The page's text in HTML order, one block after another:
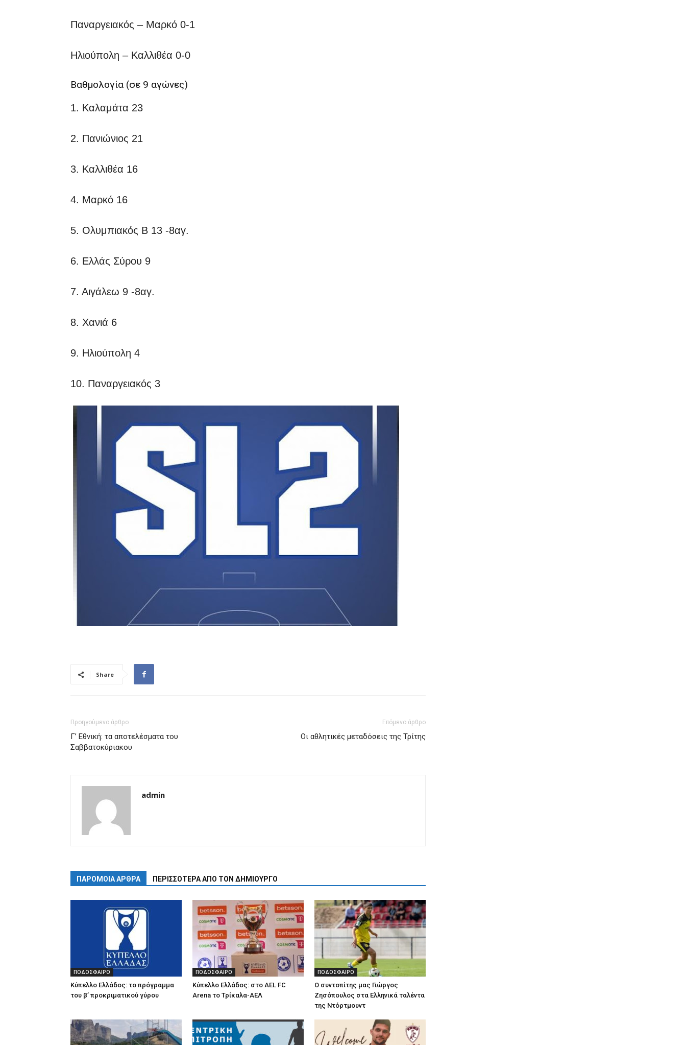
Παναργειακός – Μαρκό 0-1
Ηλιούπολη – Καλλιθέα 0-0
Βαθμολογία (σε 9 αγώνες)
1. Καλαμάτα 23
2. Πανιώνιος 21
3. Καλλιθέα 16
4. Μαρκό 16
5. Ολυμπιακός Β 13 -8αγ.
6. Ελλάς Σύρου 9
7. Αιγάλεω 9 -8αγ.
8. Χανιά 6
9. Ηλιούπολη 4
10. Παναργειακός 3
Share
Προηγούμενο άρθρο
Γ’ Εθνική: τα αποτελέσματα του
Σαββατοκύριακου
Επόμενο άρθρο
Οι αθλητικές μεταδόσεις της Τρίτης
admin
ΠΑΡΟΜΟΙΑ ΑΡΘΡΑ ΠΕΡΙΣΣΟΤΕΡΑ ΑΠΟ ΤΟΝ ΔΗΜΙΟΥΡΓΟ
ΠΟΔΟΣΦΑΙΡΟ
Κύπελλο Ελλάδος: το πρόγραμμα
του β’ προκριματικού γύρου
ΠΟΔΟΣΦΑΙΡΟ
Κύπελλο Ελλάδος: στο AEL FC
Arena το Τρίκαλα-ΑΕΛ
ΠΟΔΟΣΦΑΙΡΟ
Ο συντοπίτης μας Γιώργος
Ζησόπουλος στα Ελληνικά ταλέντα
της Ντόρτμουντ